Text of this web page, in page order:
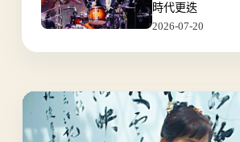
時代更迭
2026-07-20